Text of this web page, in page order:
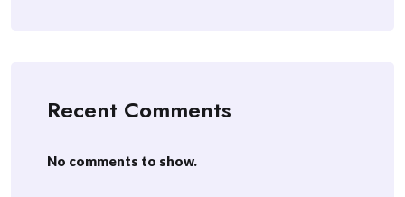
Recent Comments
No comments to show.